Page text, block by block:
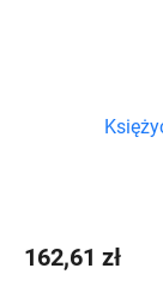
162,61 zł